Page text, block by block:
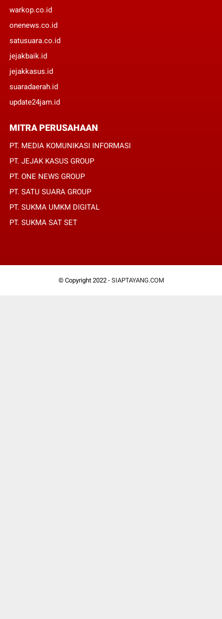
warkop.co.id
onenews.co.id
satusuara.co.id
jejakbaik.id
jejakkasus.id
suaradaerah.id
update24jam.id
MITRA PERUSAHAAN
PT. MEDIA KOMUNIKASI INFORMASI
PT. JEJAK KASUS GROUP
PT. ONE NEWS GROUP
PT. SATU SUARA GROUP
PT. SUKMA UMKM DIGITAL
PT. SUKMA SAT SET
© Copyright 2022 - SIAPTAYANG.COM